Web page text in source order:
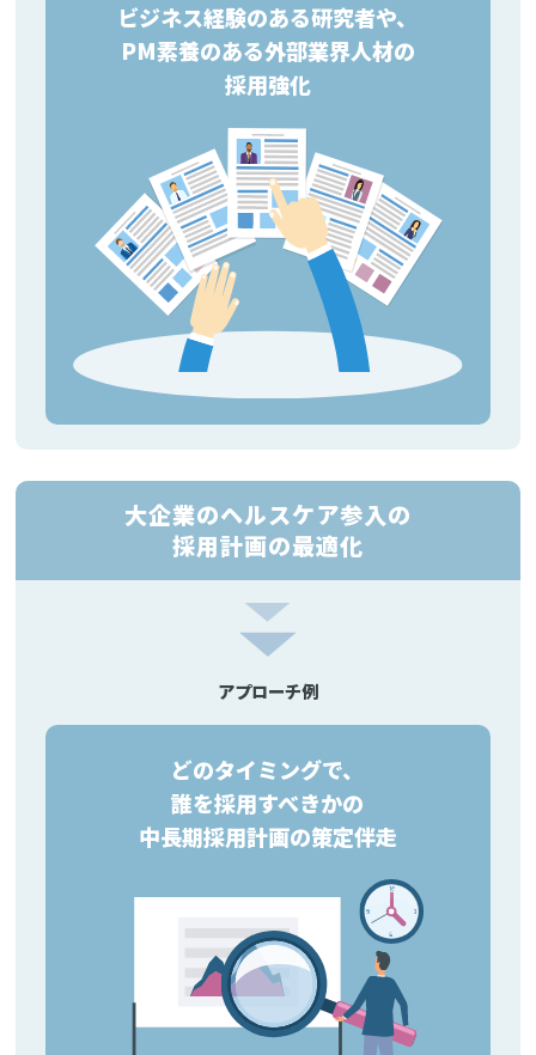
ビジネス経験のある研究者や、
PM素養のある外部業界人材の
採用強化
大企業のヘルスケア参入の
採用計画の最適化
アプローチ例
どのタイミングで、
誰を採用すべきかの
中長期採用計画の策定伴走